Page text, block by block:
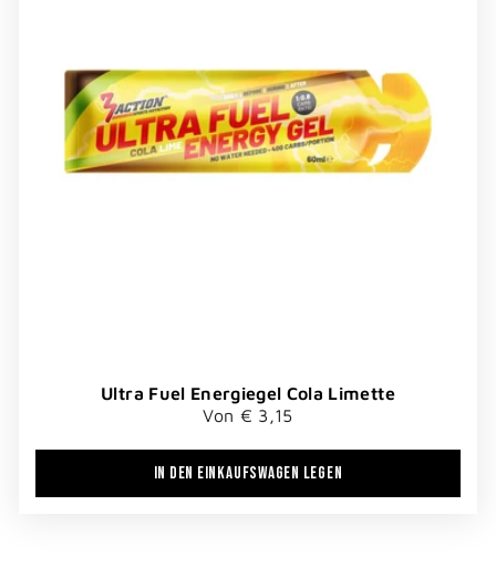
Ultra Fuel Energiegel Cola Limette
Von € 3,15
IN DEN EINKAUFSWAGEN LEGEN